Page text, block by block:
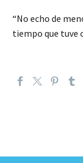
“No echo de
tiempo que tuve